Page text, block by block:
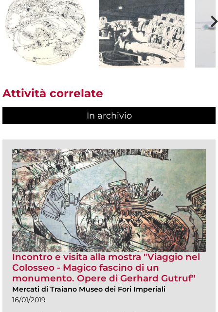
Attività correlate
In archivio
Incontro e visita alla mostra "Viaggio nel
Colosseo - Magico fascino di un
monumento. Opere di Gerhard Gutruf"
Mercati di Traiano Museo dei Fori Imperiali
16/01/2019